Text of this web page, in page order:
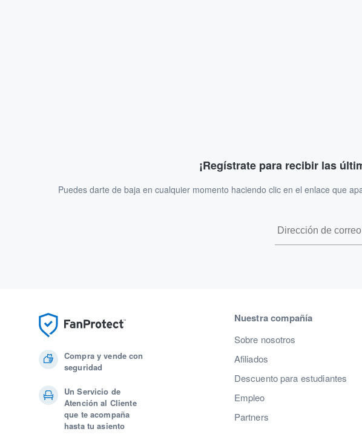
¡Regístrate para recibir las
Puedes darte de baja en cualquier momento haciendo clic en el enlace que
Compra y vende con
seguridad
Un Servicio de
Atención al Cliente
que te acompaña
hasta tu asiento
Nuestra compañía
Sobre nosotros
Afiliados
Descuento para estudiantes
Empleo
Partners